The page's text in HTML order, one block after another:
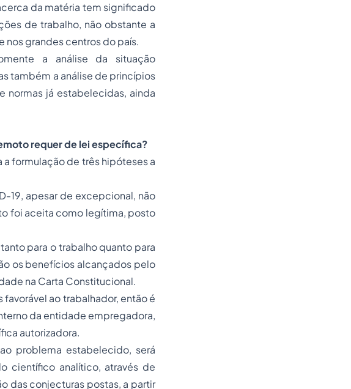
da matéria tem significado
de trabalho, não obstante a
grandes centros do país.
a análise da situação
também a análise de princípios
normas já estabelecidas, ainda
requer de lei específica?
formulação de três hipóteses a
19, apesar de excepcional, não
foi aceita como legítima, posto
para o trabalho quanto para
os benefícios alcançados pelo
na Carta Constitucional.
ao trabalhador, então é
da entidade empregadora,
autorizadora.
problema estabelecido, será
científico analítico, através de
das conjecturas postas, a partir